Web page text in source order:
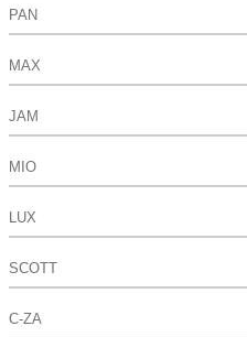
PAN
MAX
JAM
MIO
LUX
SCOTT
C-ZA